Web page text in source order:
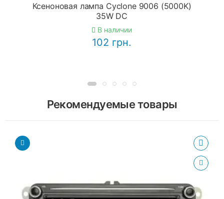
Ксеноновая лампа Cyclone 9006 (5000K)
35W DC
В наличии
102 грн.
Рекомендуемые товары